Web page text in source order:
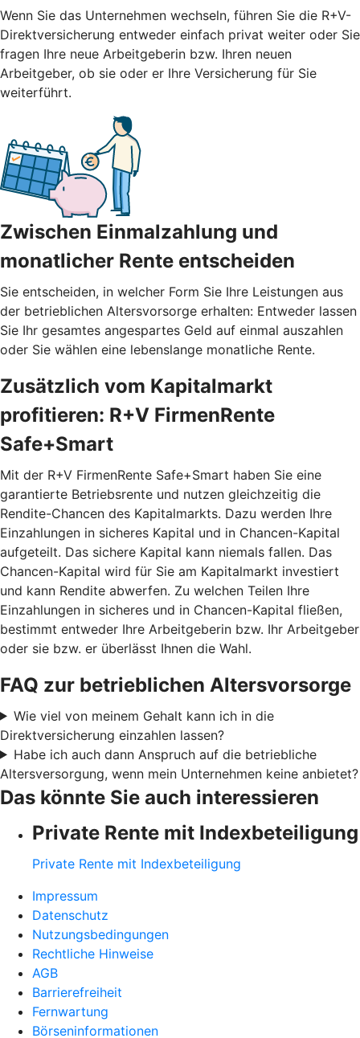
Wenn Sie das Unternehmen wechseln, führen Sie die R+V-
Direktversicherung entweder einfach privat weiter oder Sie
fragen Ihre neue Arbeitgeberin bzw. Ihren neuen
Arbeitgeber, ob sie oder er Ihre Versicherung für Sie
weiterführt.
Zwischen Einmalzahlung und
monatlicher Rente entscheiden
Sie entscheiden, in welcher Form Sie Ihre Leistungen aus
der betrieblichen Altersvorsorge erhalten: Entweder lassen
Sie Ihr gesamtes angespartes Geld auf einmal auszahlen
oder Sie wählen eine lebenslange monatliche Rente.
Zusätzlich vom Kapitalmarkt
profitieren: R+V FirmenRente
Safe+Smart
Mit der R+V FirmenRente Safe+Smart haben Sie eine
garantierte Betriebsrente und nutzen gleichzeitig die
Rendite-Chancen des Kapitalmarkts. Dazu werden Ihre
Einzahlungen in sicheres Kapital und in Chancen-Kapital
aufgeteilt. Das sichere Kapital kann niemals fallen. Das
Chancen-Kapital wird für Sie am Kapitalmarkt investiert
und kann Rendite abwerfen. Zu welchen Teilen Ihre
Einzahlungen in sicheres und in Chancen-Kapital fließen,
bestimmt entweder Ihre Arbeitgeberin bzw. Ihr Arbeitgeber
oder sie bzw. er überlässt Ihnen die Wahl.
FAQ zur betrieblichen Altersvorsorge
Wie viel von meinem Gehalt kann ich in die
Direktversicherung einzahlen lassen?
Habe ich auch dann Anspruch auf die betriebliche
Altersversorgung, wenn mein Unternehmen keine anbietet?
Das könnte Sie auch interessieren
Private Rente mit Indexbeteiligung
Private Rente mit Indexbeteiligung
Impressum
Datenschutz
Nutzungsbedingungen
Rechtliche Hinweise
AGB
Barrierefreiheit
Fernwartung
Börseninformationen